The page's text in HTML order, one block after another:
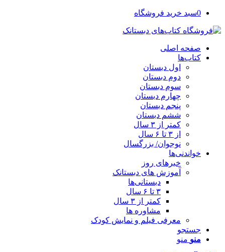
0سبد خرید فروشگاه
صفحه اصلی
کتاب‌ها
اول دبستان
دوم دبستان
سوم دبستان
چهارم دبستان
پنجم دبستان
ششم دبستان
کمتر از ۳ سال
از ۳ تا ۶ سال
نوجوان/ بزرگسال
خواندنی‌ها
خبرهای روز
آموزش های دبستانک
دبستانی‌ها
۳ تا ۶ سال
کمتر از ۳ سال
مشاوره ها
معرفی فیلم و نمایش کودک
جستجو
منو منو